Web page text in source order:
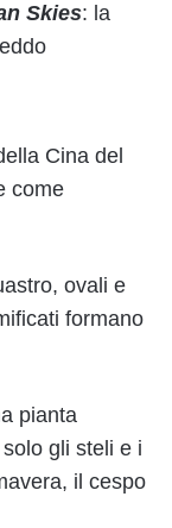
Skies: la
Cina del
come
ovali e
formano
pianta
gli steli e i
il cespo